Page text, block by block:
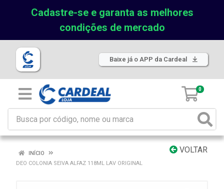
Cadastre-se e garanta as melhores
condições de mercado
Baixe já o APP da Cardeal
0
VOLTAR
INÍCIO
DEO COLONIA SEIVA ALFAZ 118ML LAV ORIGINAL